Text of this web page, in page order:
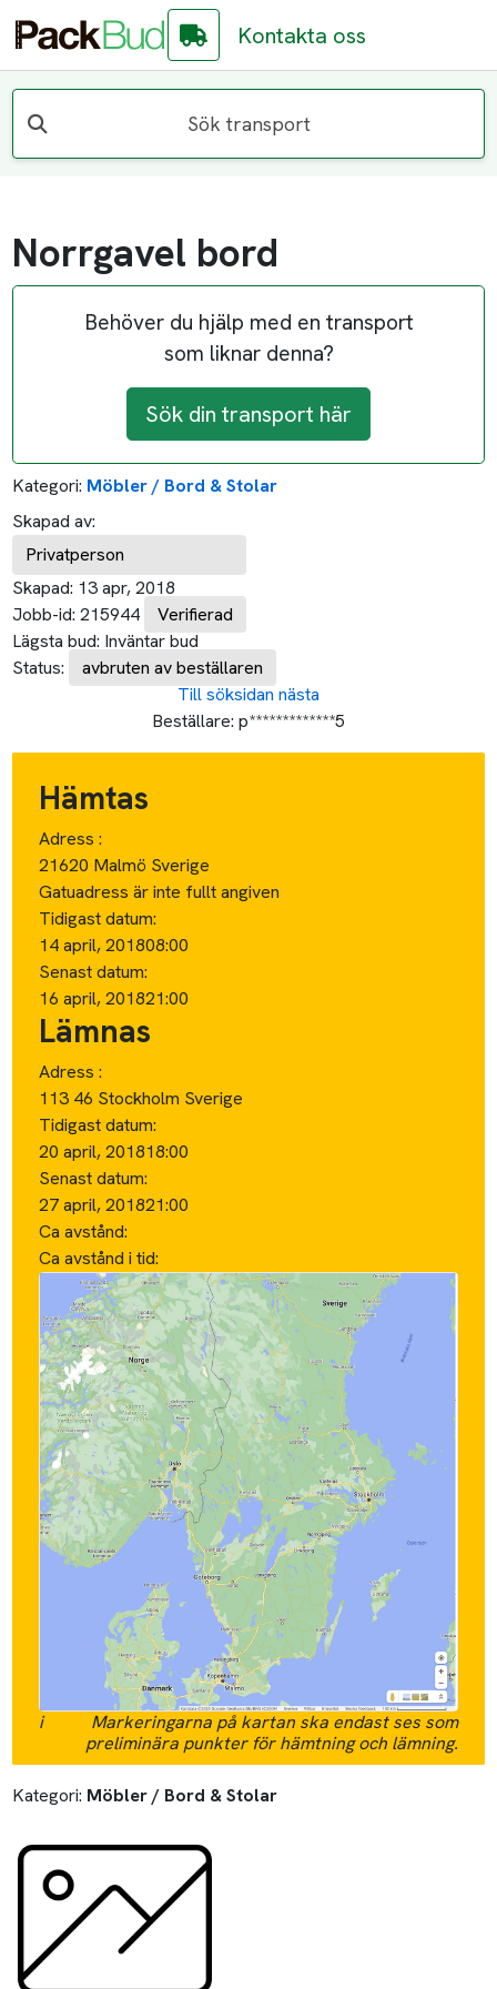
Kontakta oss
Sök transport
Norrgavel bord
Behöver du hjälp med en transport
som liknar denna?
Sök din transport här
Kategori: Möbler / Bord & Stolar
Skapad av:
Privatperson
Skapad: 13 apr, 2018
Jobb-id: 215944
Verifierad
Lägsta bud: Inväntar bud
Status:
avbruten av beställaren
Till söksidan nästa
Beställare: p*************5
Hämtas
Adress :
21620 Malmö Sverige
Gatuadress är inte fullt angiven
Tidigast datum:
14 april, 201808:00
Senast datum:
16 april, 201821:00
Lämnas
Adress :
113 46 Stockholm Sverige
Tidigast datum:
20 april, 201818:00
Senast datum:
27 april, 201821:00
Ca avstånd:
Ca avstånd i tid:
i
Markeringarna på kartan ska endast ses som
preliminära punkter för hämtning och lämning.
Kategori: Möbler / Bord & Stolar